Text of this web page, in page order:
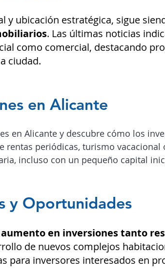
y ubicación estratégica, sigue
. Las últimas noticias
como comercial, destacando
ciudad.
en Alicante
en Alicante y descubre cómo los
rentas periódicas, turismo
incluso con un pequeño capital
y Oportunidades
aumento en inversiones tanto
de nuevos complejos
para inversores interesados en